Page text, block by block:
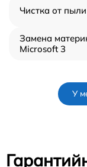
Чистка от
Замена
Microsoft 3
У